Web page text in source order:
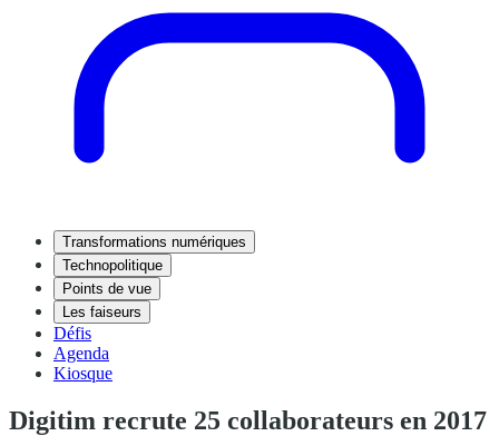
Transformations numériques
Technopolitique
Points de vue
Les faiseurs
Défis
Agenda
Kiosque
Digitim recrute 25 collaborateurs en 2017